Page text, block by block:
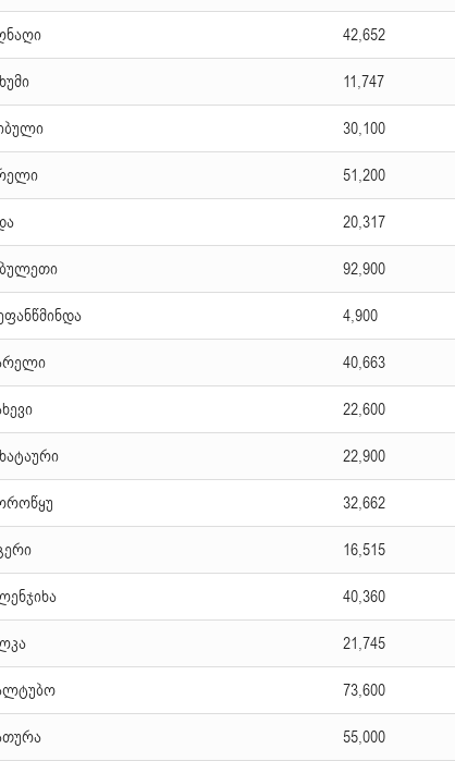
42,652
11,747
30,100
51,200
20,317
92,900
4,900
40,663
22,600
22,900
32,662
16,515
40,360
21,745
73,600
55,000